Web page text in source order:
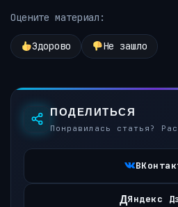
Оцените материал:
Здорово Не зашло
ПОДЕЛИТЬСЯ
Понравилась статья?
ДЯндекс